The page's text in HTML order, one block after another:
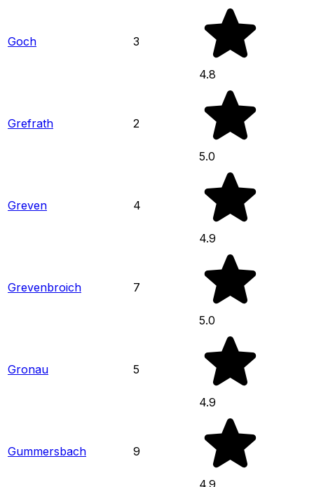
Goch 3
4.8
Grefrath 2
5.0
Greven 4
4.9
Grevenbroich 7
5.0
Gronau 5
4.9
Gummersbach 9
4.9